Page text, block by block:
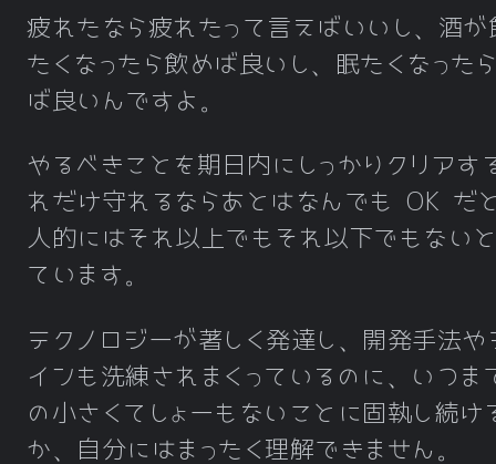
疲れたなら疲れたって言えばいいし、酒が
たくなったら飲めば良いし、眠たくなった
ば良いんですよ。
やるべきことを期日内にしっかりクリアす
れだけ守れるならあとはなんでも OK だ
人的にはそれ以上でもそれ以下でもない
ています。
テクノロジーが著しく発達し、開発手法や
インも洗練されまくっているのに、いつま
の小さくてしょーもないことに固執し続け
か、自分にはまったく理解できません。